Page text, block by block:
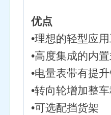
优点
•理想的轻型应
•高度集成的内
•电量表带有提
•转向轮增加整
•可选配挡货架